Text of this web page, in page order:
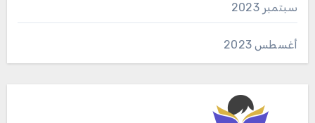
سبتمبر 2023
أغسطس 2023